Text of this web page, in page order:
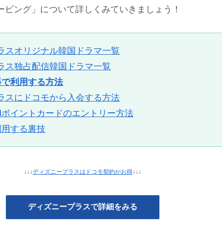
ング」について詳しくみていきましょう！
スオリジナル韓国ドラマ一覧
ス独占配信韓国ドラマ一覧
利用する方法
スにドコモから入会する方法
イントカードのエントリー方法
する裏技
↓↓↓ディズニープラスはドコモ契約がお得↓↓↓
ディズニープラスで詳細をみる